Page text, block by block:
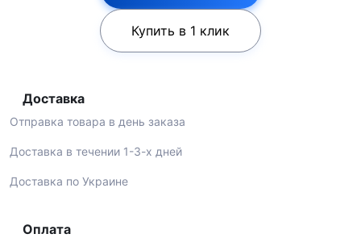
Купить в 1 клик
Доставка
Отправка товара в день заказа
Доставка в течении 1-3-х дней
Доставка по Украине
Оплата